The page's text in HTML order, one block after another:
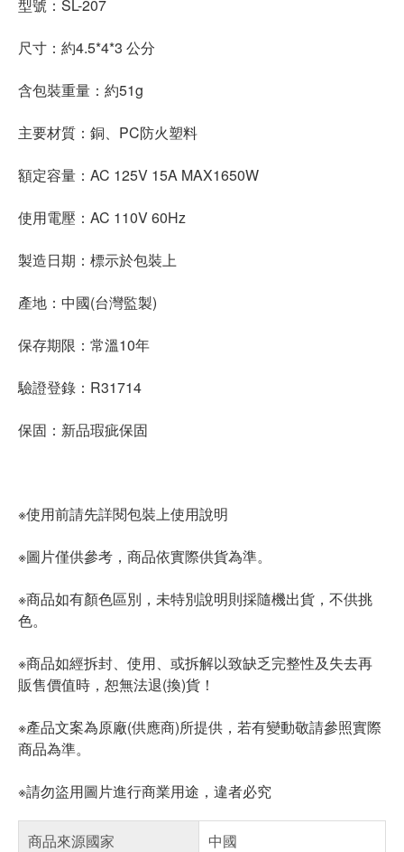
型號：SL-207
尺寸：約4.5*4*3 公分
含包裝重量：約51g
主要材質：銅、PC防火塑料
額定容量：AC 125V 15A MAX1650W
使用電壓：AC 110V 60Hz
製造日期：標示於包裝上
產地：中國(台灣監製)
保存期限：常溫10年
驗證登錄：R31714
保固：新品瑕疵保固
※使用前請先詳閱包裝上使用說明
※圖片僅供參考，商品依實際供貨為準。
※商品如有顏色區別，未特別說明則採隨機出貨，不供挑
色。
※商品如經拆封、使用、或拆解以致缺乏完整性及失去再
販售價值時，恕無法退(換)貨！
※產品文案為原廠(供應商)所提供，若有變動敬請參照實際
商品為準。
※請勿盜用圖片進行商業用途，違者必究
商品來源國家
中國